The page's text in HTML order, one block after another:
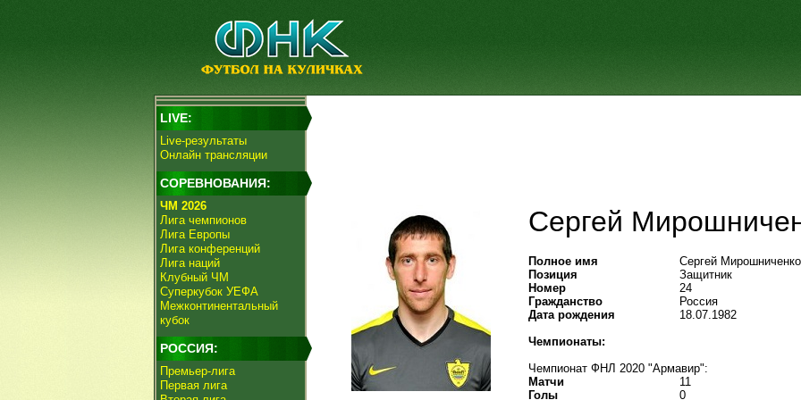
LIVE:
Live-результаты
Онлайн трансляции
СОРЕВНОВАНИЯ:
ЧМ 2026
Лига чемпионов
Лига Европы
Лига конференций
Лига наций
Клубный ЧМ
Суперкубок УЕФА
Межконтинентальный
кубок
РОССИЯ:
Премьер-лига
Первая лига
Сергей
Полное имя
Сергей Мирошниченко
Позиция
Защитник
Номер
24
Гражданство
Россия
Дата рождения
18.07.1982
Чемпионаты:
Чемпионат ФНЛ 2020 "Армавир":
Матчи
11
Голы
0